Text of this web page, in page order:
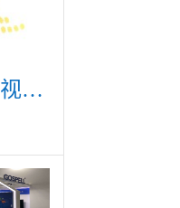
2026中国国际广播电视信息网络展览会展